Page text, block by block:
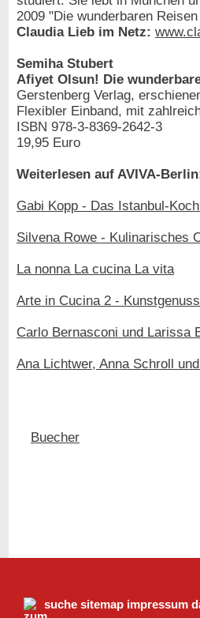
2009 "Die wunderbaren
Claudia Lieb im Netz:
Semiha Stubert
Afiyet Olsun! Die
Gerstenberg Verlag,
Flexibler Einband, mit
ISBN 978-3-8369-2642-3
19,95 Euro
Weiterlesen auf AVIVA-
Gabi Kopp - Das Istanbul-
Silvena Rowe - Kulinarisches
La nonna La cucina La vita
Arte in Cucina 2 -
Carlo Bernasconi und Larissa
Ana Lichtwer, Anna Schroll
Buecher
suche sitemap impressum